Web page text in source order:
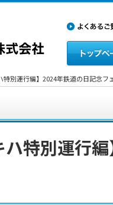
特別運行編】2024年鉄道の日記念フ
ハ特別運行